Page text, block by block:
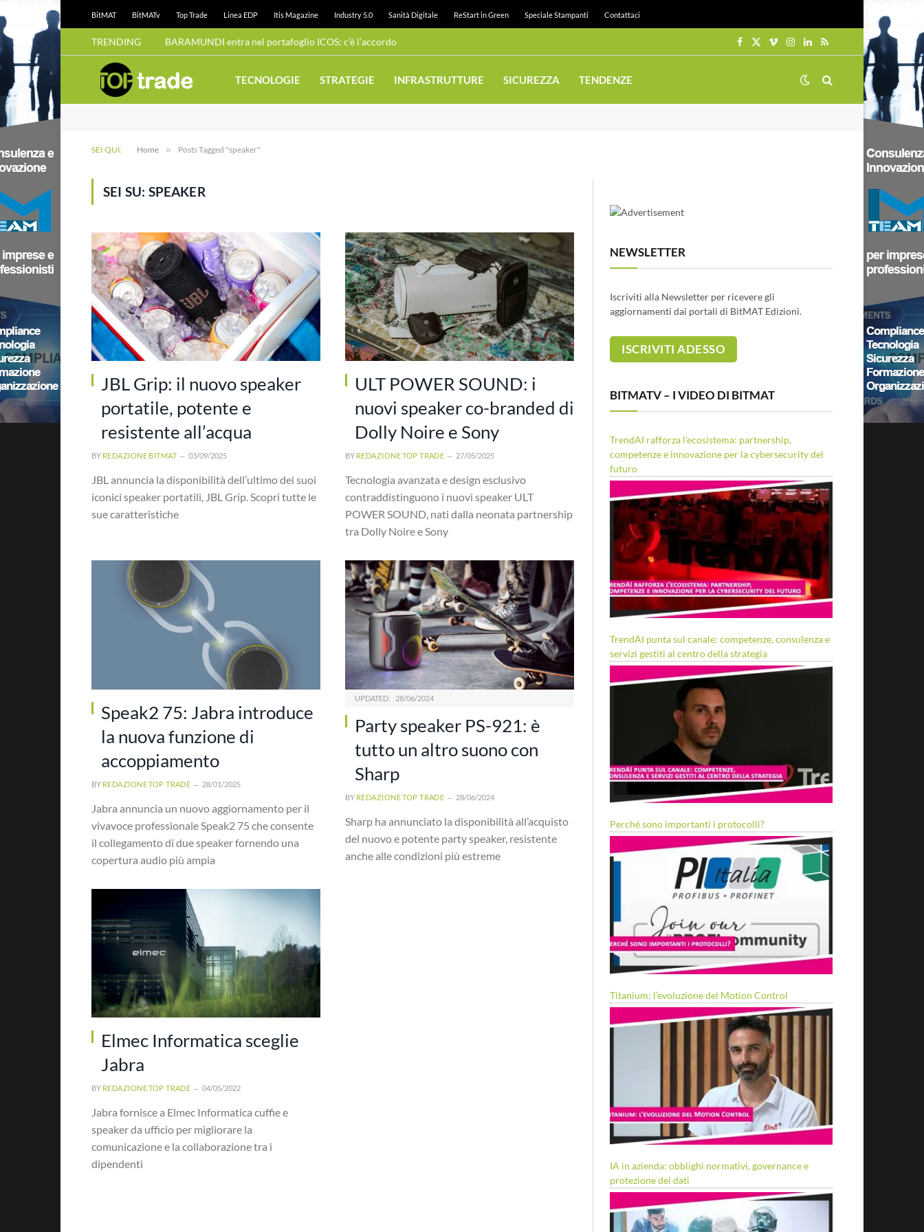
BitMAT BitMATv Top Trade Linea EDP Itis Magazine Industry 5.0 Sanità Digitale ReStart in Green Speciale Stampanti Contattaci
TRENDING BARAMUNDI entra nel portafoglio ICOS: c’è l’accordo
Facebook
X
VimeoInstagram
LinkedIn
RSS
TECNOLOGIE STRATEGIE INFRASTRUTTURE SICUREZZA TENDENZE
SEI QUI: Home » Posts Tagged "speaker"
SEI SU: SPEAKER
JBL Grip: il nuovo speaker
portatile, potente e
resistente all’acqua
BY REDAZIONE BITMAT 03/09/2025
JBL annuncia la disponibilità dell’ultimo dei suoi
iconici speaker portatili, JBL Grip. Scopri tutte le
sue caratteristiche
ULT POWER SOUND: i
nuovi speaker co-branded di
Dolly Noire e Sony
BY REDAZIONE TOP TRADE 27/05/2025
Tecnologia avanzata e design esclusivo
contraddistinguono i nuovi speaker ULT
POWER SOUND, nati dalla neonata partnership
tra Dolly Noire e Sony
Speak2 75: Jabra introduce
la nuova funzione di
accoppiamento
BY REDAZIONE TOP TRADE 28/01/2025
Jabra annuncia un nuovo aggiornamento per il
vivavoce professionale Speak2 75 che consente
il collegamento di due speaker fornendo una
copertura audio più ampia
UPDATED: 28/06/2024
Party speaker PS-921: è
tutto un altro suono con
Sharp
BY REDAZIONE TOP TRADE 28/06/2024
Sharp ha annunciato la disponibilità all’acquisto
del nuovo e potente party speaker, resistente
anche alle condizioni più estreme
Elmec Informatica sceglie
Jabra
BY REDAZIONE TOP TRADE 04/05/2022
Jabra fornisce a Elmec Informatica cuffie e
speaker da ufficio per migliorare la
comunicazione e la collaborazione tra i
dipendenti
NEWSLETTER
Iscriviti alla Newsletter per ricevere gli
aggiornamenti dai portali di BitMAT Edizioni.
BITMATV – I VIDEO DI BITMAT
TrendAI rafforza l’ecosistema: partnership,
competenze e innovazione per la cybersecurity del
futuro
TrendAI punta sul canale: competenze, consulenza e
servizi gestiti al centro della strategia
Perché sono importanti i protocolli?
Titanium: l’evoluzione del Motion Control
IA in azienda: obblighi normativi, governance e
protezione dei dati